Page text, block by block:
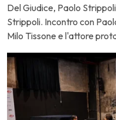
Del Giudice, Paolo
Strippoli. Incontro con
Milo Tissone e l'attore